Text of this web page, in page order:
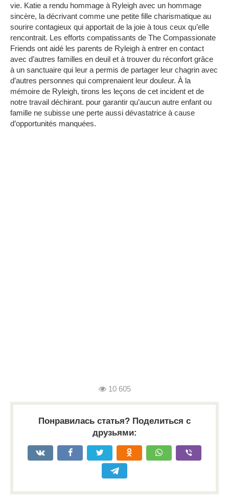
vie. Katie a rendu hommage à Ryleigh avec un hommage
sincère, la décrivant comme une petite fille charismatique au
sourire contagieux qui apportait de la joie à tous ceux qu’elle
rencontrait. Les efforts compatissants de The Compassionate
Friends ont aidé les parents de Ryleigh à entrer en contact
avec d’autres familles en deuil et à trouver du réconfort grâce
à un sanctuaire qui leur a permis de partager leur chagrin avec
d’autres personnes qui comprenaient leur douleur. À la
mémoire de Ryleigh, tirons les leçons de cet incident et de
notre travail déchirant. pour garantir qu’aucun autre enfant ou
famille ne subisse une perte aussi dévastatrice à cause
d’opportunités manquées.
10 605
Понравилась статья? Поделиться с
друзьями: